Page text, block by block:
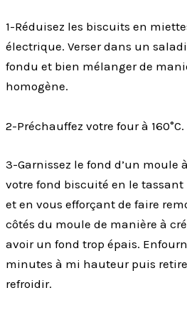
1-Réduisez les biscuits en
électrique. Verser dans un
fondu et bien mélanger de
homogène.
2-Préchauffez votre four à 160°C.
3-Garnissez le fond d’un moule
votre fond biscuité en le
et en vous efforçant de faire
côtés du moule de manière à
avoir un fond trop épais.
minutes à mi hauteur puis
refroidir.